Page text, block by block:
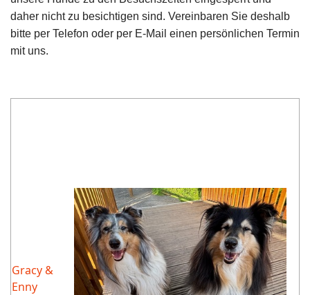
daher nicht zu besichtigen sind. Vereinbaren Sie deshalb
bitte per Telefon oder per E-Mail einen persönlichen Termin
mit uns.
Gracy &
Enny